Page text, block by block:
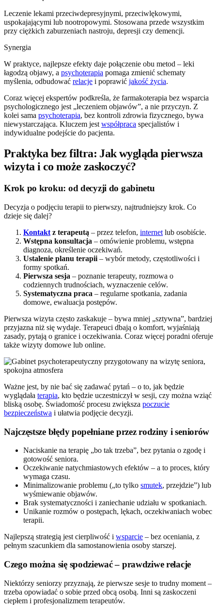
Leczenie lekami przeciwdepresyjnymi, przeciwlękowymi,
uspokajającymi lub nootropowymi. Stosowana przede wszystkim
przy ciężkich zaburzeniach nastroju, depresji czy demencji.
Synergia
W praktyce, najlepsze efekty daje połączenie obu metod – leki
łagodzą objawy, a psychoterapia pomaga zmienić schematy
myślenia, odbudować relacje i poprawić jakość życia.
Coraz więcej ekspertów podkreśla, że farmakoterapia bez wsparcia
psychologicznego jest „leczeniem objawów”, a nie przyczyn. Z
kolei sama psychoterapia, bez kontroli zdrowia fizycznego, bywa
niewystarczająca. Kluczem jestwspółpraca specjalistów i
indywidualne podejście do pacjenta.
Praktyka bez filtra: Jak wygląda pierwsza
wizyta i co może zaskoczyć?
Krok po kroku: od decyzji do gabinetu
Decyzja o podjęciu terapii to pierwszy, najtrudniejszy krok. Co
dzieje się dalej?
Kontakt z terapeutą – przez telefon, internet lub osobiście.
Wstępna konsultacja – omówienie problemu, wstępna
diagnoza, określenie oczekiwań.
Ustalenie planu terapii – wybór metody, częstotliwości i
formy spotkań.
Pierwsza sesja – poznanie terapeuty, rozmowa o
codziennych trudnościach, wyznaczenie celów.
Systematyczna praca – regularne spotkania, zadania
domowe, ewaluacja postępów.
Pierwsza wizyta często zaskakuje – bywa mniej „sztywna”, bardziej
przyjazna niż się wydaje. Terapeuci dbają o komfort, wyjaśniają
zasady, pytają o granice i oczekiwania. Coraz więcej poradni oferuje
także wizyty domowe lub online.
Ważne jest, by nie bać się zadawać pytań – o to, jak będzie
wyglądała terapia, kto będzie uczestniczył w sesji, czy można wziąć
bliską osobę. Świadomość procesu zwiększa poczucie
bezpieczeństwa i ułatwia podjęcie decyzji.
Najczęstsze błędy popełniane przez rodziny i seniorów
Naciskanie na terapię „bo tak trzeba”, bez pytania o zgodę i
gotowość seniora.
Oczekiwanie natychmiastowych efektów – a to proces, który
wymaga czasu.
Minimalizowanie problemu („to tylko smutek, przejdzie”) lub
wyśmiewanie objawów.
Brak systematyczności i zaniechanie udziału w spotkaniach.
Unikanie rozmów o postępach, lękach, oczekiwaniach wobec
terapii.
Najlepszą strategią jest cierpliwość i wsparcie – bez oceniania, z
pełnym szacunkiem dla samostanowienia osoby starszej.
Czego można się spodziewać – prawdziwe relacje
Niektórzy seniorzy przyznają, że pierwsze sesje to trudny moment –
trzeba opowiadać o sobie przed obcą osobą. Inni są zaskoczeni
ciepłem i profesjonalizmem terapeutów.